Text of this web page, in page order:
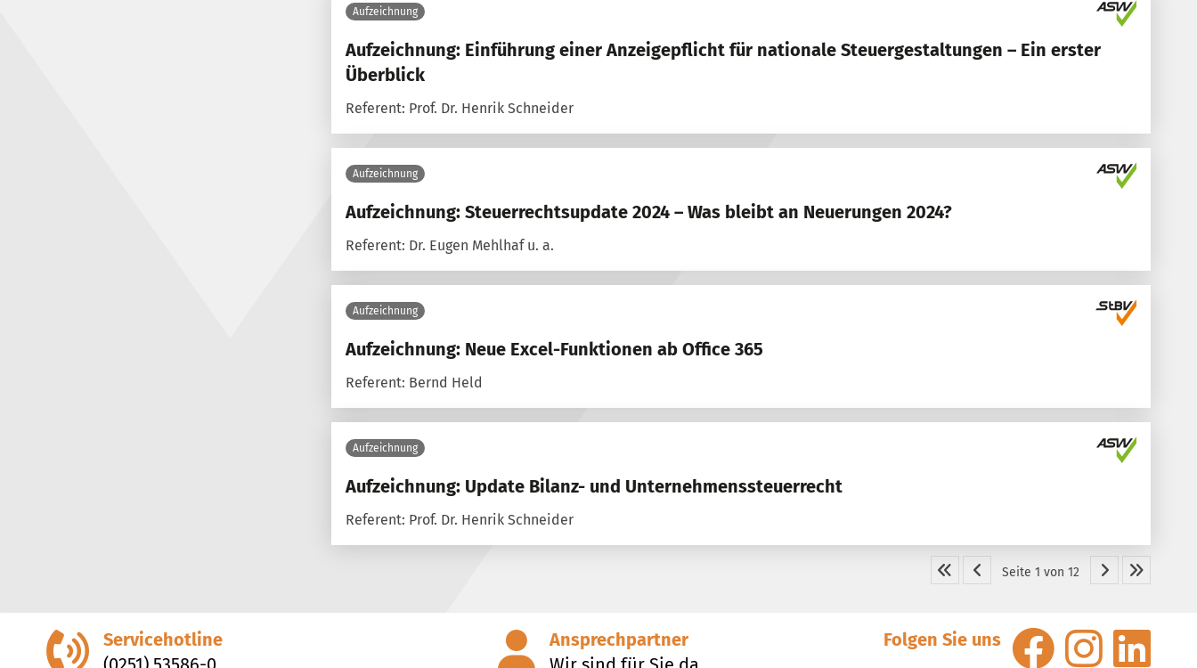
Aufzeichnung
Aufzeichnung: Einführung einer Anzeigepflicht für nationale Steuergestaltungen – Ein erster
Überblick
Referent: Prof. Dr. Henrik Schneider
Aufzeichnung
Aufzeichnung: Steuerrechtsupdate 2024 – Was bleibt an Neuerungen 2024?
Referent: Dr. Eugen Mehlhaf u. a.
Aufzeichnung
Aufzeichnung: Neue Excel-Funktionen ab Office 365
Referent: Bernd Held
Aufzeichnung
Aufzeichnung: Update Bilanz- und Unternehmenssteuerrecht
Referent: Prof. Dr. Henrik Schneider
Seite 1 von 12
Servicehotline
Ansprechpartner
Folgen Sie uns